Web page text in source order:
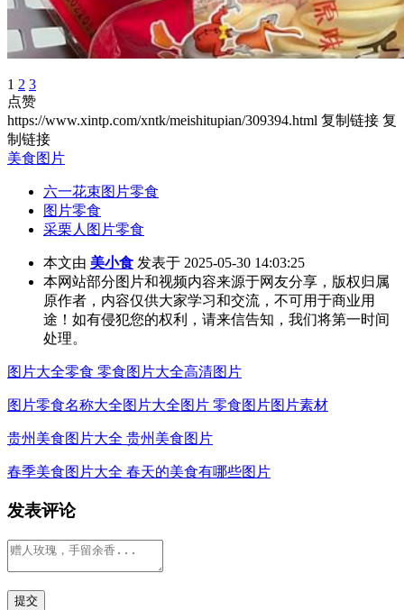
1 2 3
点赞
https://www.xintp.com/xntk/meishitupian/309394.html 复制链接 复
制链接
美食图片
六一花束图片零食
图片零食
采栗人图片零食
本文由 美小食 发表于 2025-05-30 14:03:25
本网站部分图片和视频内容来源于网友分享，版权归属
原作者，内容仅供大家学习和交流，不可用于商业用
途！如有侵犯您的权利，请来信告知，我们将第一时间
处理。
图片大全零食 零食图片大全高清图片
图片零食名称大全图片大全图片 零食图片图片素材
贵州美食图片大全 贵州美食图片
春季美食图片大全 春天的美食有哪些图片
发表评论